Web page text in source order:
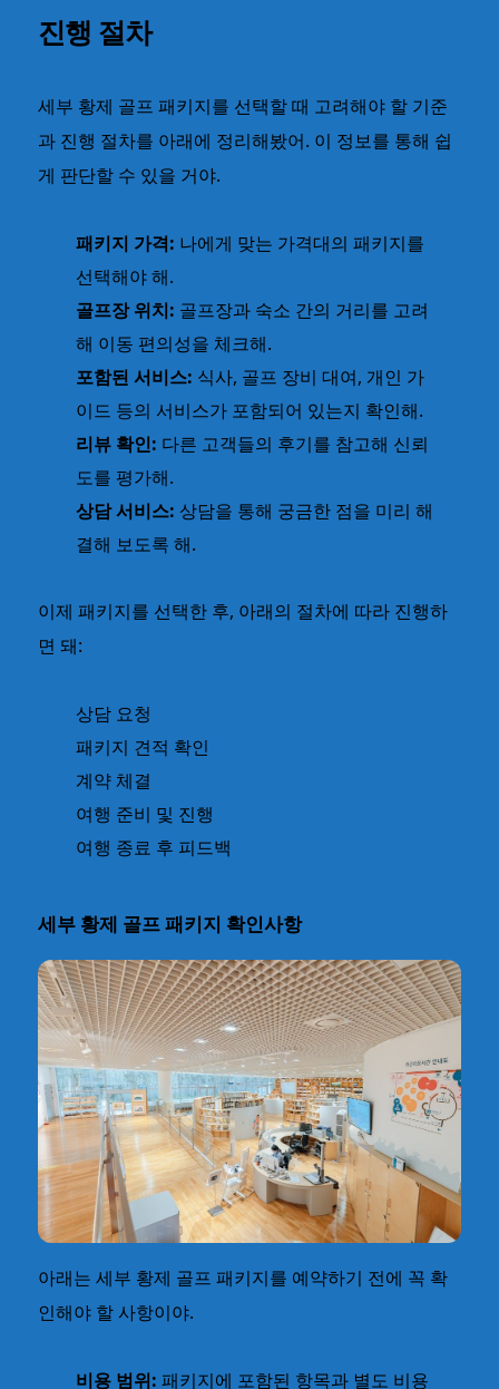
진행 절차
세부 황제 골프 패키지를 선택할 때 고려해야 할 기준
과 진행 절차를 아래에 정리해봤어. 이 정보를 통해 쉽
게 판단할 수 있을 거야.
패키지 가격: 나에게 맞는 가격대의 패키지를
선택해야 해.
골프장 위치: 골프장과 숙소 간의 거리를 고려
해 이동 편의성을 체크해.
포함된 서비스: 식사, 골프 장비 대여, 개인 가
이드 등의 서비스가 포함되어 있는지 확인해.
리뷰 확인: 다른 고객들의 후기를 참고해 신뢰
도를 평가해.
상담 서비스: 상담을 통해 궁금한 점을 미리 해
결해 보도록 해.
이제 패키지를 선택한 후, 아래의 절차에 따라 진행하
면 돼:
상담 요청
패키지 견적 확인
계약 체결
여행 준비 및 진행
여행 종료 후 피드백
세부 황제 골프 패키지 확인사항
아래는 세부 황제 골프 패키지를 예약하기 전에 꼭 확
인해야 할 사항이야.
비용 범위: 패키지에 포함된 항목과 별도 비용